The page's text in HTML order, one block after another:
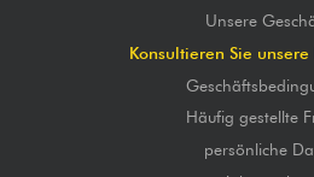
Unsere
Konsultieren Sie
Häufig gestellte
persönliche